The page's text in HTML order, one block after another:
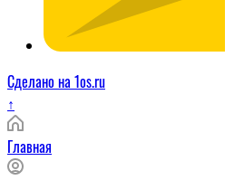
Сделано на 1os.ru
↑
Главная